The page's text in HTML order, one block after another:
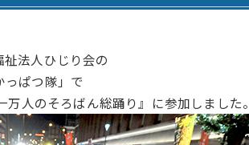
脳神経外科
心臓血管外科
法人ひじり会の
っぱつ隊」で
万人のそろばん総踊り』に参加しました。